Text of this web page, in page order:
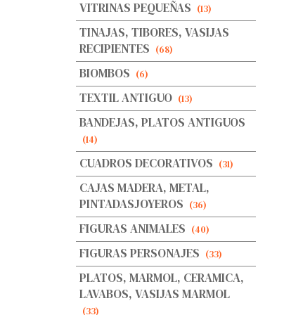
VITRINAS PEQUEÑAS (13)
TINAJAS, TIBORES, VASIJAS
RECIPIENTES (68)
BIOMBOS (6)
TEXTIL ANTIGUO (13)
BANDEJAS, PLATOS ANTIGUOS
(14)
CUADROS DECORATIVOS (31)
CAJAS MADERA, METAL,
PINTADASJOYEROS (36)
FIGURAS ANIMALES (40)
FIGURAS PERSONAJES (33)
PLATOS, MARMOL, CERAMICA,
LAVABOS, VASIJAS MARMOL
(33)